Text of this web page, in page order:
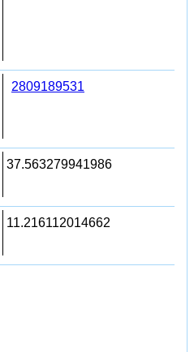
2809189531
37.563279941986
11.216112014662